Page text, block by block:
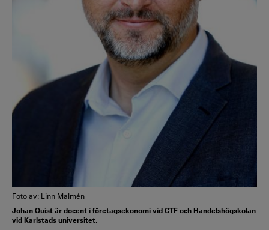
Foto av: Linn Malmén
Johan Quist är docent i företagsekonomi vid CTF och Handelshögskolan
vid Karlstads universitet.